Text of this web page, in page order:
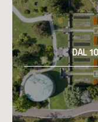
DAL